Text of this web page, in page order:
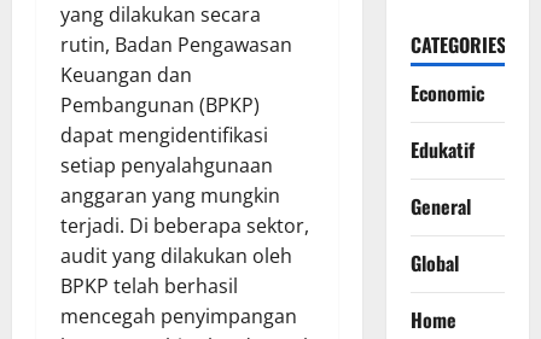
yang dilakukan secara
rutin, Badan Pengawasan
Keuangan dan
Pembangunan (BPKP)
dapat mengidentifikasi
setiap penyalahgunaan
anggaran yang mungkin
terjadi. Di beberapa sektor,
audit yang dilakukan oleh
BPKP telah berhasil
mencegah penyimpangan
CATEGORIES
Economic
Edukatif
General
Global
Home